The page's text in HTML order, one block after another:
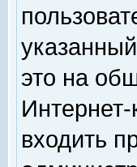
это на
входить